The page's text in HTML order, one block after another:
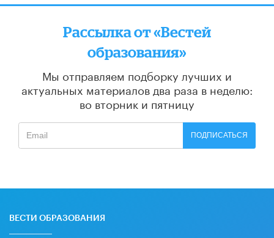
Рассылка от «Вестей
образования»
Мы отправляем подборку лучших и
актуальных материалов два раза в неделю:
во вторник и пятницу
ПОДПИСАТЬСЯ
ВЕСТИ ОБРАЗОВАНИЯ